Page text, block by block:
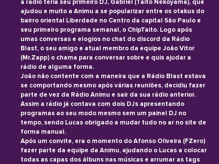
a rádio teria seu primeiro DJ, Gabriel (Taito Nekoyama), que
ajudou e muito a Animu a se popularizar entre os otakus do
bairro oriental Liberdade no Centro da capital São Paulo e
seu primeiro programa semanal, o ChipTaito. Logo após
umas conversas e elogios no chat do discord da Rádio
Blast, o seu amigo e atual membro da equipe João Vitor
(Mr.Zapp) o chama para conversar sobre e quis ajudar a
rádio de alguma forma.
João não contente com a maneira que a Rádio Blast estava
se comportando mesmo após várias reuniões, decidiu fazer
parte de vez da Rádio Animu e sair da sua rádio anterior.
Assim a rádio já contava com dois DJs apresentando
programas ao seu modo mesmo sem um painel DJ no
tempo, sendo Lucas obrigado a mudar tudo no ar no site de
forma manual.
Após um convite, era o momento do Afonso Oliveira (FZero)
fazer parte da equipe da Animu, ajudando o Lucas a colocar
todas as capas dos álbuns nas músicas e arrumar as tags